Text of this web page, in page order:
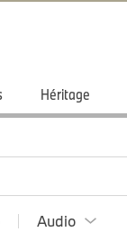
Héritage
Audio